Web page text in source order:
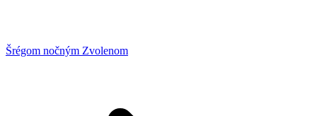
Šrégom nočným Zvolenom